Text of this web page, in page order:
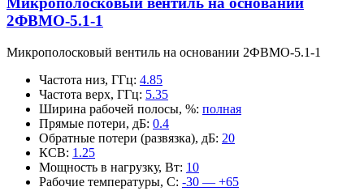
2ФВМO-5.1-1
Микрополосковый вентиль на основании 2ФВМO-5.1-1
Частота низ, ГГц: 4.85
Частота верх, ГГц: 5.35
Ширина рабочей полосы, %: полная
Прямые потери, дБ: 0.4
Обратные потери (развязка), дБ: 20
КСВ: 1.25
Мощность в нагрузку, Вт: 10
Рабочие температуры, С: -30 — +65